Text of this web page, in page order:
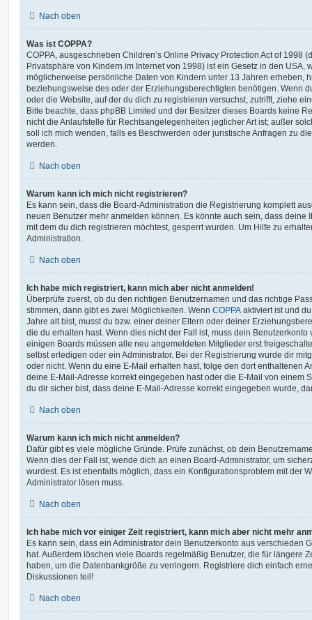
Nach oben
Was ist COPPA?
COPPA, ausgeschrieben Children’s Online Privacy Protection Act of 1998
Privatsphäre von Kindern im Internet von 1998) ist ein Gesetz in den USA,
möglicherweise persönliche Daten von Kindern unter 13 Jahren erheben,
beziehungsweise des oder der Erziehungsberechtigten benötigen. Wenn
oder die Website, auf der du dich zu registrieren versuchst, zutrifft, ziehe
Bitte beachte, dass phpBB Limited und der Besitzer dieses Boards keine
nicht die Anlaufstelle für Rechtsangelegenheiten jeglicher Art ist; außer
soll ich mich wenden, falls es Beschwerden oder juristische Anfragen zu
werden.
Nach oben
Warum kann ich mich nicht registrieren?
Es kann sein, dass die Board-Administration die Registrierung komplett
neuen Benutzer mehr anmelden können. Es könnte auch sein, dass deine
mit dem du dich registrieren möchtest, gesperrt wurden. Um Hilfe zu
Administration.
Nach oben
Ich habe mich registriert, kann mich aber nicht anmelden!
Überprüfe zuerst, ob du den richtigen Benutzernamen und das richtige
stimmen, dann gibt es zwei Möglichkeiten. Wenn COPPA aktiviert ist und
Jahre alt bist, musst du bzw. einer deiner Eltern oder deiner
die du erhalten hast. Wenn dies nicht der Fall ist, muss dein
einigen Boards müssen alle neu angemeldeten Mitglieder erst
selbst erledigen oder ein Administrator. Bei der Registrierung wurde dir
oder nicht. Wenn du eine E-Mail erhalten hast, folge den dort enthaltenen
deine E-Mail-Adresse korrekt eingegeben hast oder die E-Mail von einem
du dir sicher bist, dass deine E-Mail-Adresse korrekt eingegeben wurde,
Nach oben
Warum kann ich mich nicht anmelden?
Dafür gibt es viele mögliche Gründe. Prüfe zunächst, ob dein
Wenn dies der Fall ist, wende dich an einen Board-Administrator, um
wurdest. Es ist ebenfalls möglich, dass ein Konfigurationsproblem mit der
Administrator lösen muss.
Nach oben
Ich habe mich vor einiger Zeit registriert, kann mich aber nicht mehr
Es kann sein, dass ein Administrator dein Benutzerkonto aus verschieden
hat. Außerdem löschen viele Boards regelmäßig Benutzer, die für längere
haben, um die Datenbankgröße zu verringern. Registriere dich einfach
Diskussionen teil!
Nach oben